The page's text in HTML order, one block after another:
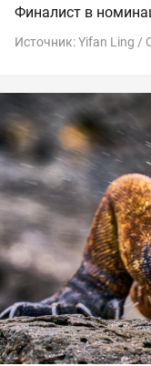
Финалист в
Источник:Yifan Ling /